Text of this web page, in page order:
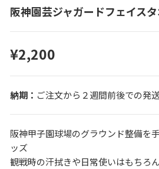
阪神園芸ジャガードフェイス
¥2,200
ご注文から２週間前後での発
阪神甲子園球場のグラウンド整備を
ッズ
観戦時の汗拭きや日常使いはもちろ